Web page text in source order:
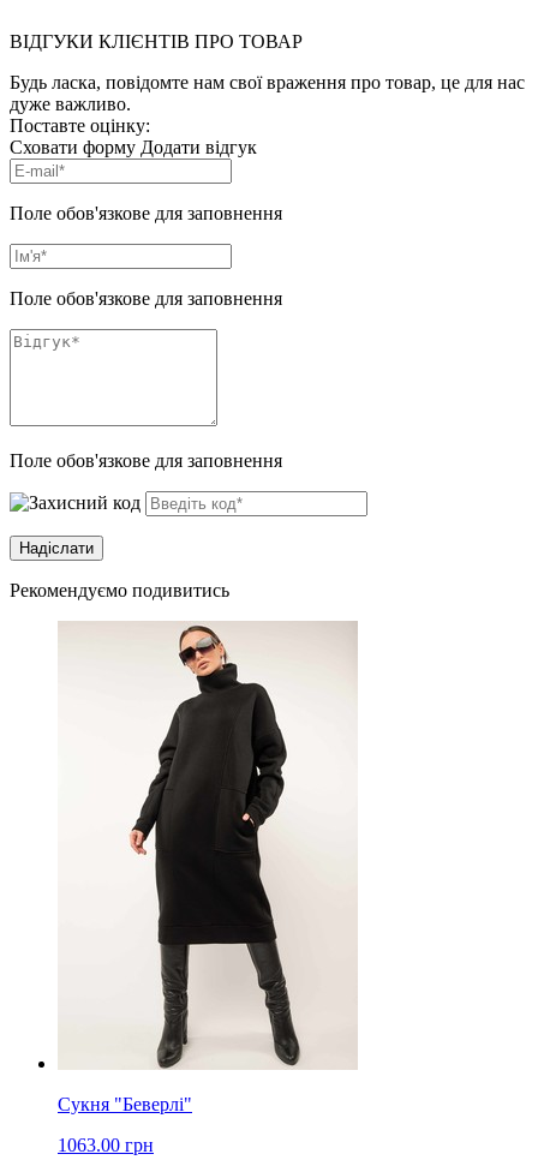
ВІДГУКИ КЛІЄНТІВ ПРО ТОВАР
Будь ласка, повідомте нам свої враження про товар, це для нас
дуже важливо.
Поставте оцінку:
Сховати форму Додати відгук
Поле обов'язкове для заповнення
Поле обов'язкове для заповнення
Поле обов'язкове для заповнення
Рекомендуємо подивитись
Сукня "Беверлі"
1063.00 грн